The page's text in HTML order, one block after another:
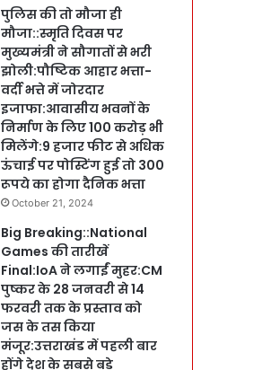
पुलिस की तो मौजा ही
मौजा::स्मृति दिवस पर
मुख्यमंत्री ने सौगातों से भरी
झोली:पौष्टिक आहार भत्ता-
वर्दी भत्ते में जोरदार
इजाफा:आवासीय भवनों के
निर्माण के लिए 100 करोड़ भी
मिलेंगे:9 हजार फीट से अधिक
ऊंचाई पर पोस्टिंग हुई तो 300
रूपये का होगा दैनिक भत्ता
October 21, 2024
Big Breaking::National
Games की तारीखें
Final:IoA ने लगाईं मुहर:CM
पुष्कर के 28 जनवरी से 14
फरवरी तक के प्रस्ताव को
जस के तस किया
मंजूर:उत्तराखंड में पहली बार
होंगे देश के सबसे बड़े